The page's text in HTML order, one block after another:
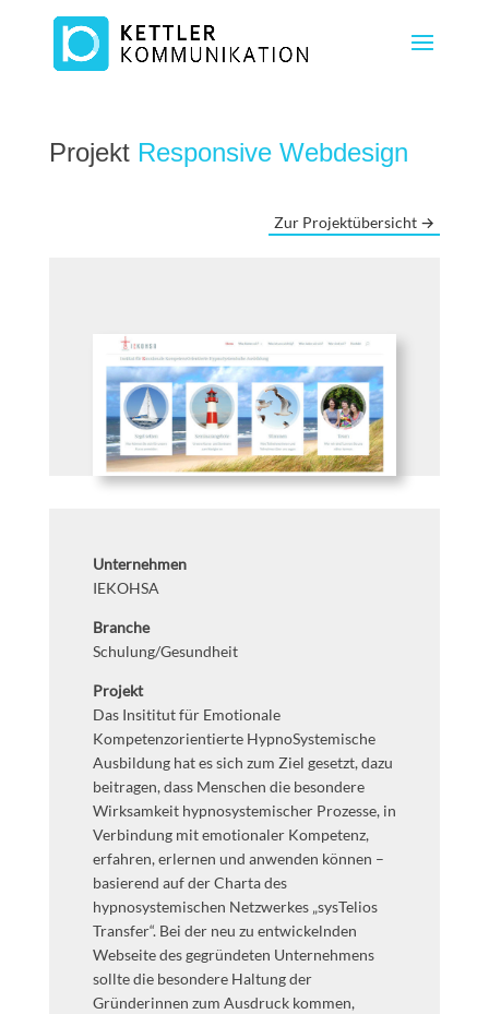
ProjektResponsive Webdesign
Zur Projektübersicht →
Unternehmen
IEKOHSA
Branche
Schulung/Gesundheit
Projekt
Das Insititut für Emotionale
Kompetenzorientierte HypnoSystemische
Ausbildung hat es sich zum Ziel gesetzt, dazu
beitragen, dass Menschen die besondere
Wirksamkeit hypnosystemischer Prozesse, in
Verbindung mit emotionaler Kompetenz,
erfahren, erlernen und anwenden können –
basierend auf der Charta des
hypnosystemischen Netzwerkes „sysTelios
Transfer“. Bei der neu zu entwickelnden
Webseite des gegründeten Unternehmens
sollte die besondere Haltung der
Gründerinnen zum Ausdruck kommen,